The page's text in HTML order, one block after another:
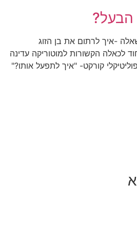
הבעל?
-איך לרתום את בן הזוג
לכאלה הקשורות למוטוריקה עדינה
קורקט- "איך לתפעל אותו?"